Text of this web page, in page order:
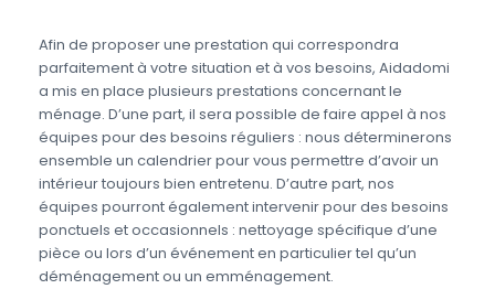
Afin de proposer une prestation qui correspondra
parfaitement à votre situation et à vos besoins, Aidadomi
a mis en place plusieurs prestations concernant le
ménage. D’une part, il sera possible de faire appel à nos
équipes pour des besoins réguliers : nous déterminerons
ensemble un calendrier pour vous permettre d’avoir un
intérieur toujours bien entretenu. D’autre part, nos
équipes pourront également intervenir pour des besoins
ponctuels et occasionnels : nettoyage spécifique d’une
pièce ou lors d’un événement en particulier tel qu’un
déménagement ou un emménagement.